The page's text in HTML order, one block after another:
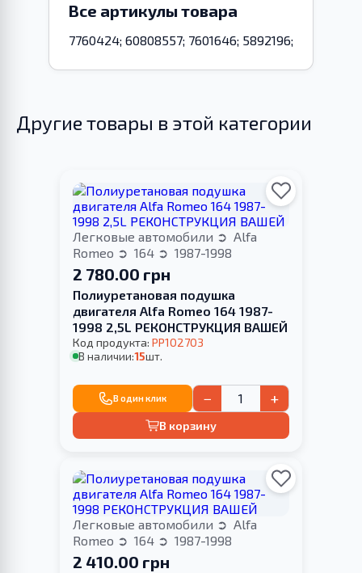
Все артикулы товара
7760424; 60808557; 7601646; 5892196;
Другие товары в этой категории
Легковые автомобили
Alfa
Romeo
164 1987-1998
2 780.00 грн
Полиуретановая подушка
двигателя Alfa Romeo 164 1987-
1998 2,5L РЕКОНСТРУКЦИЯ ВАШЕЙ
Код продукта: PP102703
В наличии:15шт.
В один клик − +
В корзину
Легковые автомобили
Alfa
Romeo
164 1987-1998
2 410.00 грн